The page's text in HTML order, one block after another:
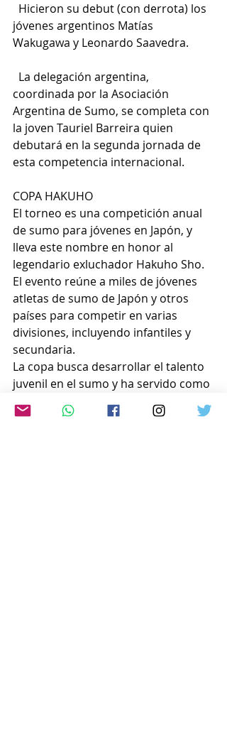
Hicieron su debut (con derrota) los
jóvenes argentinos Matías
Wakugawa y Leonardo Saavedra.
La delegación argentina,
coordinada por la Asociación
Argentina de Sumo, se completa con
la joven Tauriel Barreira quien
debutará en la segunda jornada de
esta competencia internacional.
COPA HAKUHO
El torneo es una competición anual
de sumo para jóvenes en Japón, y
lleva este nombre en honor al
legendario exluchador Hakuho Sho.
El evento reúne a miles de jóvenes
atletas de sumo de Japón y otros
países para competir en varias
divisiones, incluyendo infantiles y
secundaria.
La copa busca desarrollar el talento
juvenil en el sumo y ha servido como
plataforma para que los luchadores
más jóvenes se den a conocer.